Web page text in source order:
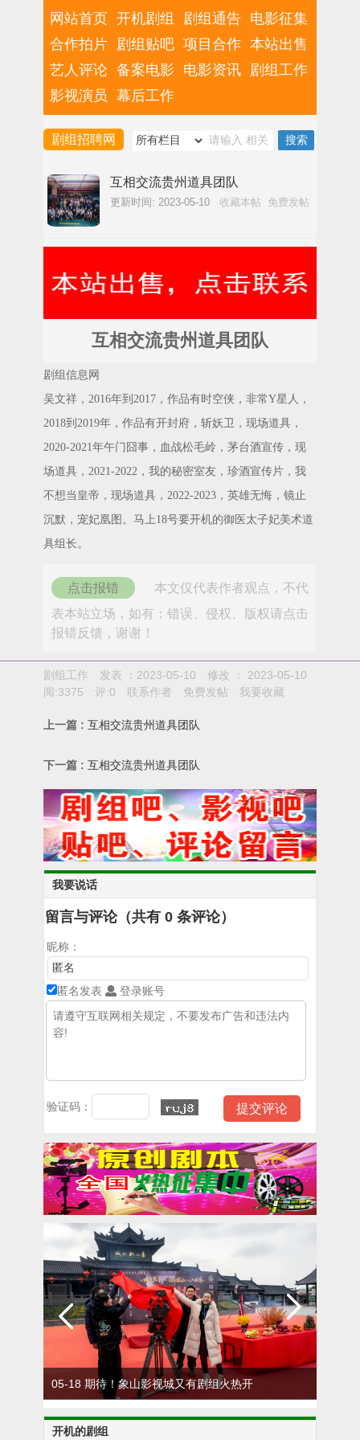
网站首页 开机剧组 剧组通告 电影征集
合作拍片 剧组贴吧 项目合作 本站出售
艺人评论 备案电影 电影资讯 剧组工作
影视演员
幕后工作
剧组招聘网
互相交流贵州道具团队
更新时间: 2023-05-10 收藏本帖 免费发帖
互相交流贵州道具团队
剧组信息网
吴文祥，2016年到2017，作品有时空侠，非常Y星人，
2018到2019年，作品有开封府，斩妖卫，现场道具，
2020-2021年午门囧事，血战松毛岭，茅台酒宣传，现
场道具，2021-2022，我的秘密室友，珍酒宣传片，我
不想当皇帝，现场道具，2022-2023，英雄无悔，镜止
沉默，宠妃凰图。马上18号要开机的御医太子妃美术道
具组长。
点击报错
本文仅代表作者观点，不代
表本站立场，如有：错误、侵权、版权请点击
报错反馈，谢谢！
剧组工作 发表 ：2023-05-10 修改 ：
2023-05-10
阅:3375 评:0 联系作者 免费发帖 我要收藏
上一篇 : 互相交流贵州道具团队
下一篇 : 互相交流贵州道具团队
我要说话
留言与评论（共有 0 条评论）
昵称：
匿名发表 登录账号
验证码：
05-18 期待！象山影视城又有剧组火热开
机
开机的剧组